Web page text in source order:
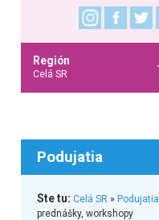
Región
Celá SR
Podujatia
Ste tu: Celá SR» Podujatia
prednášky, workshopy